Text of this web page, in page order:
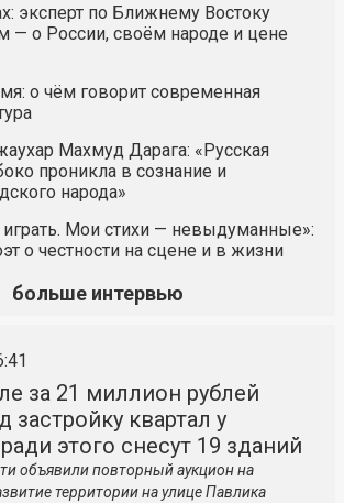
эксперт по Ближнему Востоку
— о России, своём народе и цене
о чём говорит современная
Махмуд Дарага: «Русская
проникла в сознание и
народа»
Мои стихи — невыдуманные»:
о честности на сцене и в жизни
больше интервью
за 21 миллион рублей
застройку квартал у
этого снесут 19 зданий
объявили повторный аукцион на
территории на улице Павлика